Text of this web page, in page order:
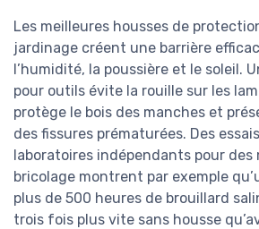
Les meilleures housses de
jardinage créent une barrière
l’humidité, la poussière et le soleil.
pour outils évite la rouille sur les
protège le bois des manches et
des fissures prématurées. Des
laboratoires indépendants pour des
bricolage montrent par exemple
plus de 500 heures de brouillard
trois fois plus vite sans housse